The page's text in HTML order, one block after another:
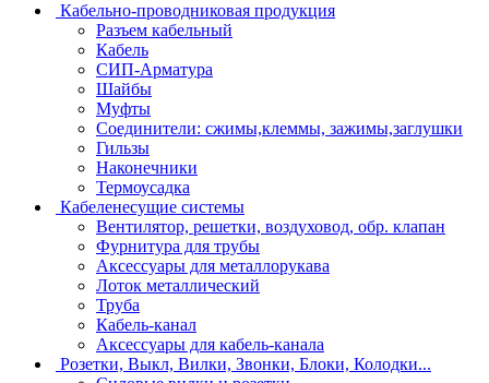
Кабельно-проводниковая продукция
Разъем кабельный
Кабель
СИП-Арматура
Шайбы
Муфты
Соединители: сжимы,клеммы, зажимы,заглушки
Гильзы
Наконечники
Термоусадка
Кабеленесущие системы
Вентилятор, решетки, воздуховод, обр. клапан
Фурнитура для трубы
Аксессуары для металлорукава
Лоток металлический
Труба
Кабель-канал
Аксессуары для кабель-канала
Розетки, Выкл, Вилки, Звонки, Блоки, Колодки...